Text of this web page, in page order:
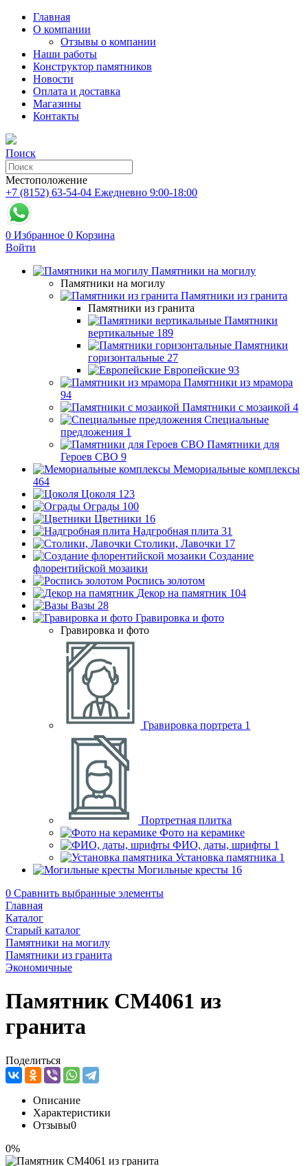
Главная
О компании
Отзывы о компании
Наши работы
Конструктор памятников
Новости
Оплата и доставка
Магазины
Контакты
Поиск
Местоположение
+7 (8152) 63-54-04 Ежедневно 9:00-18:00
0 Избранное 0 Корзина
Войти
Памятники на могилу
Памятники на могилу
Памятники из гранита
Памятники из гранита
Памятники
вертикальные 189
Памятники
горизонтальные 27
Европейские 93
Памятники из мрамора
94
Памятники с мозаикой 4
Специальные
предложения 1
Памятники для
Героев СВО 9
Мемориальные комплексы
464
Цоколя 123
Ограды 100
Цветники 16
Надгробная плита 31
Столики, Лавочки 17
Создание
флорентийской мозаики
Роспись золотом
Декор на памятник 104
Вазы 28
Гравировка и фото
Гравировка и фото
Гравировка портрета 1
Портретная плитка
Фото на керамике
ФИО, даты, шрифты 1
Установка памятника 1
Могильные кресты 16
0 Сравнить выбранные элементы
Главная
Каталог
Старый каталог
Памятники на могилу
Памятники из гранита
Экономичные
Памятник CM4061 из
гранита
Поделиться
Описание
Характеристики
Отзывы0
0%